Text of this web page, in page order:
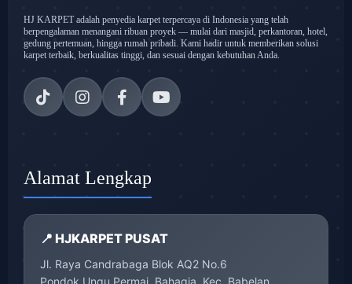
HJ KARPET adalah penyedia karpet terpercaya di Indonesia yang telah
berpengalaman menangani ribuan proyek — mulai dari masjid, perkantoran, hotel,
gedung pertemuan, hingga rumah pribadi. Kami hadir untuk memberikan solusi
karpet terbaik, berkualitas tinggi, dan sesuai dengan kebutuhan Anda.
Alamat Lengkap
📍 HJKARPET PUSAT
Jl. Raya Candrabaga Blok AQ2 No.6
Pondok Ungu Permai, Bahagia, Kec. Babelan